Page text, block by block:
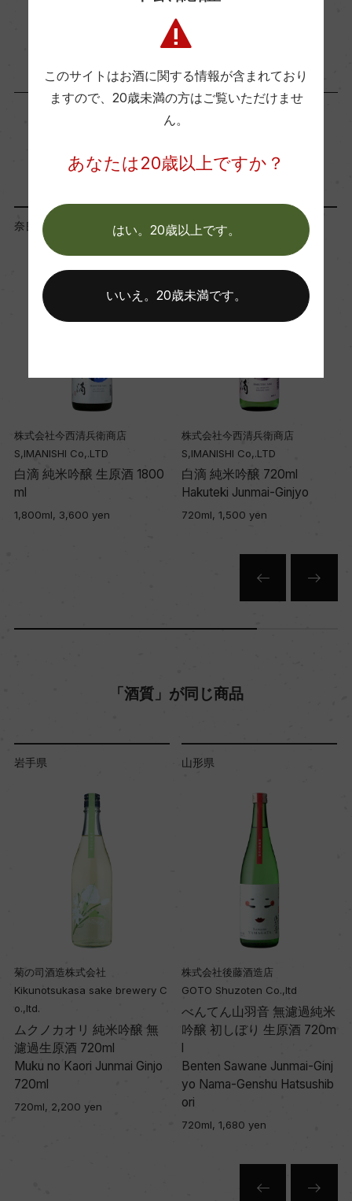
使用酵母
自社酵母
商品に関するお問い合わせはこちら
「蔵元」が同じ商品
奈良県
株式会社今西清兵衛商店
S,IMANISHI Co,.LTD
白滴 純米吟醸 生原酒 1800
ml
1,800ml, 3,600 yen
奈良県
株式会社今西清兵衛商店
S,IMANISHI Co,.LTD
白滴 純米吟醸 720ml
Hakuteki Junmai-Ginjyo
720ml, 1,500 yen
「酒質」が同じ商品
岩手県
菊の司酒造株式会社
Kikunotsukasa sake brewery C
o.,ltd.
ムクノカオリ 純米吟醸 無
濾過生原酒 720ml
Muku no Kaori Junmai Ginjo
720ml
720ml, 2,200 yen
山形県
株式会社後藤酒造店
GOTO Shuzoten Co.,ltd
べんてん山羽音 無濾過純米
吟醸 初しぼり 生原酒 720m
l
Benten Sawane Junmai-Ginj
yo Nama-Genshu Hatsushib
ori
720ml, 1,680 yen
このサイトはお酒に関する情報が含まれており
ますので、 20歳未満の方はご覧いただけませ
ん。
あなたは20歳以上ですか？
はい。20歳以上です。
いいえ。20歳未満です。